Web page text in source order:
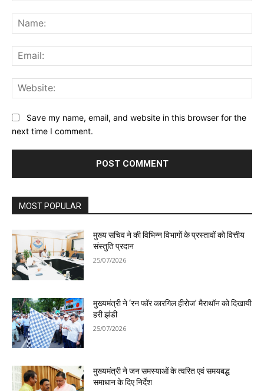
Save my name, email, and website in this browser for the
next time I comment.
MOST POPULAR
मुख्य सचिव ने की विभिन्न विभागों के प्रस्तावों को वित्तीय
संस्तुति प्रदान
25/07/2026
मुख्यमंत्री ने ‘रन फॉर कारगिल हीरोज’ मैराथॉन को दिखायी
हरी झंडी
25/07/2026
मुख्यमंत्री ने जन समस्याओं के त्वरित एवं समयबद्ध
समाधान के दिए निर्देश